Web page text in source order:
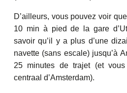
D’ailleurs, vous pouvez voir
10 min à pied de la gare
savoir qu’il y a plus d’une
navette (sans escale) jusqu’à
25 minutes de trajet (et
centraal d’Amsterdam).